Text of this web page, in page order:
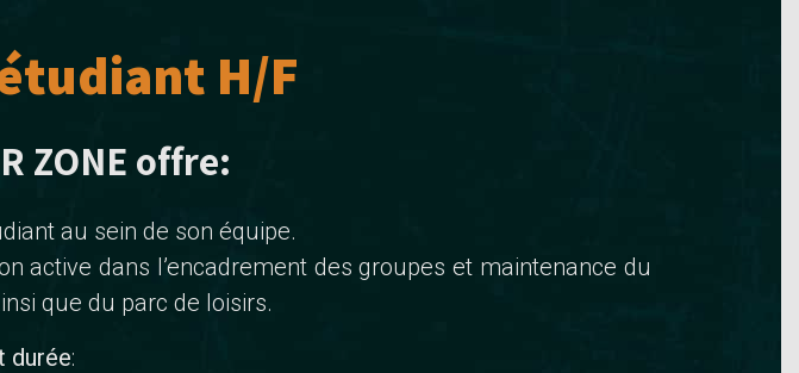
H/F
ZONE offre:
au sein de son équipe.
active dans l’encadrement des groupes et maintenance du
que du parc de loisirs.
durée: